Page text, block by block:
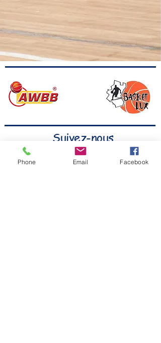
Suivez-nous
Phone Email Facebook